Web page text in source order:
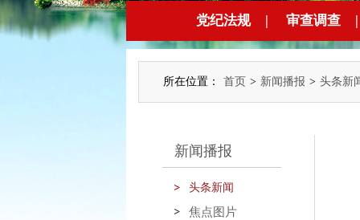
党纪法规 | 审查调查
所在位置： 首页 > 新闻播报 > 头条新
新闻播报
头条新闻
焦点图片